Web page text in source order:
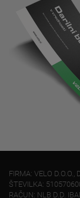
FIRMA: VELO
ŠTEVILKA:
RAČUN: NLB D.D.